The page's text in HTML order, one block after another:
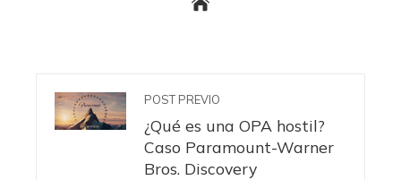
POST PREVIO
¿Qué es una OPA hostil?
Caso Paramount-Warner
Bros. Discovery